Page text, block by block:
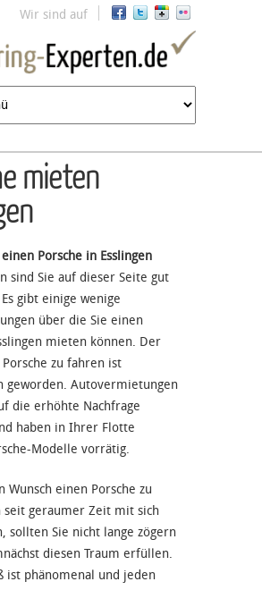
Jump to navigation
Wir sind auf
mieten
Porsche in Esslingen
sind Sie auf dieser Seite gut
gibt einige wenige
über die Sie einen
mieten können. Der
zu fahren ist
geworden. Autovermietungen
die erhöhte Nachfrage
haben in Ihrer Flotte
Modelle vorrätig.
Wunsch einen Porsche zu
seit geraumer Zeit mit sich
sollten Sie nicht lange zögern
diesen Traum erfüllen.
ist phänomenal und jeden